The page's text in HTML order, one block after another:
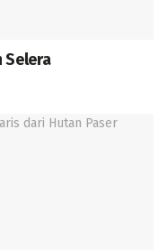
Selera